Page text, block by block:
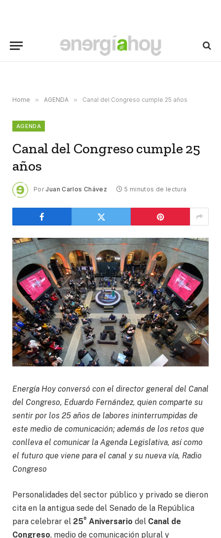
Home » AGENDA » Canal del Congreso cumple 25 años
AGENDA
Canal del Congreso cumple 25
años
Por Juan Carlos Chávez 5 minutos de lectura
Energía Hoy conversó con el director general del Canal
del Congreso, Eduardo Fernández, quien comparte su
sentir por los 25 años de labores ininterrumpidas de
este medio de comunicación; además de los retos que
conlleva el comunicar la Agenda Legislativa, así como
el futuro que viene para el canal y su nueva vía, Radio
Congreso
Personalidades del sector público y privado se dieron
cita en la antigua sede del Senado de la República
para celebrar el 25° Aniversario del Canal de
Congreso, medio de comunicación plural y